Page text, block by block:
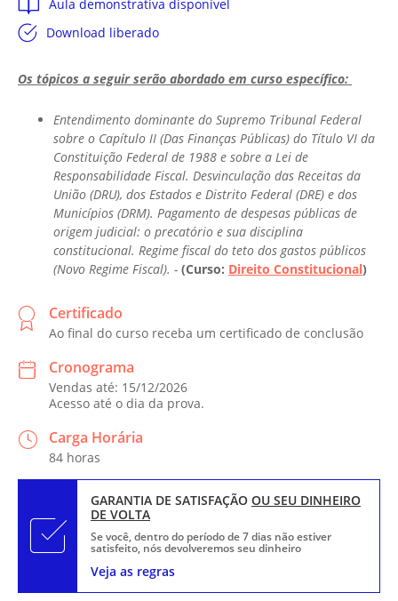
Aula demonstrativa disponível
Download liberado
Os tópicos a seguir serão abordado em curso específico:
Entendimento dominante do Supremo Tribunal Federal
sobre o Capítulo II (Das Finanças Públicas) do Título VI da
Constituição Federal de 1988 e sobre a Lei de
Responsabilidade Fiscal. Desvinculação das Receitas da
União (DRU), dos Estados e Distrito Federal (DRE) e dos
Municípios (DRM). Pagamento de despesas públicas de
origem judicial: o precatório e sua disciplina
constitucional. Regime fiscal do teto dos gastos públicos
(Novo Regime Fiscal). - (Curso: Direito Constitucional)
Certificado
Ao final do curso receba um certificado de conclusão
Cronograma
Vendas até: 15/12/2026
Acesso até o dia da prova.
Carga Horária
84 horas
GARANTIA DE SATISFAÇÃO OU SEU DINHEIRO
DE VOLTA
Se você, dentro do período de 7 dias não estiver
satisfeito, nós devolveremos seu dinheiro
Veja as regras